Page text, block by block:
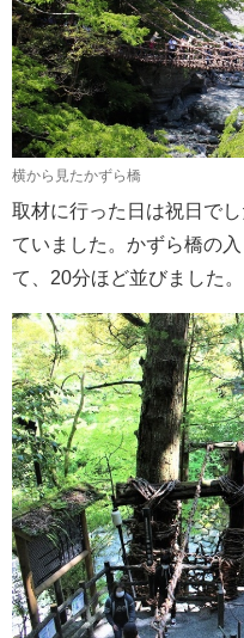
横から見たかずら橋
取材に行った日は祝日で
ていました。かずら橋の
て、20分ほど並びました。